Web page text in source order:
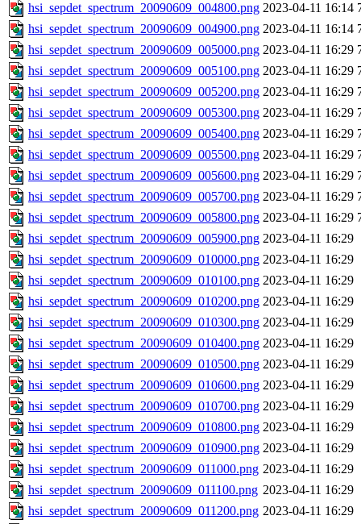
hsi_sepdet_spectrum_20090609_004800.png 2023-04-11 16:14
hsi_sepdet_spectrum_20090609_004900.png 2023-04-11 16:14
hsi_sepdet_spectrum_20090609_005000.png 2023-04-11 16:29
hsi_sepdet_spectrum_20090609_005100.png 2023-04-11 16:29
hsi_sepdet_spectrum_20090609_005200.png 2023-04-11 16:29
hsi_sepdet_spectrum_20090609_005300.png 2023-04-11 16:29
hsi_sepdet_spectrum_20090609_005400.png 2023-04-11 16:29
hsi_sepdet_spectrum_20090609_005500.png 2023-04-11 16:29
hsi_sepdet_spectrum_20090609_005600.png 2023-04-11 16:29
hsi_sepdet_spectrum_20090609_005700.png 2023-04-11 16:29
hsi_sepdet_spectrum_20090609_005800.png 2023-04-11 16:29
hsi_sepdet_spectrum_20090609_005900.png 2023-04-11 16:29
hsi_sepdet_spectrum_20090609_010000.png 2023-04-11 16:29
hsi_sepdet_spectrum_20090609_010100.png 2023-04-11 16:29
hsi_sepdet_spectrum_20090609_010200.png 2023-04-11 16:29
hsi_sepdet_spectrum_20090609_010300.png 2023-04-11 16:29
hsi_sepdet_spectrum_20090609_010400.png 2023-04-11 16:29
hsi_sepdet_spectrum_20090609_010500.png 2023-04-11 16:29
hsi_sepdet_spectrum_20090609_010600.png 2023-04-11 16:29
hsi_sepdet_spectrum_20090609_010700.png 2023-04-11 16:29
hsi_sepdet_spectrum_20090609_010800.png 2023-04-11 16:29
hsi_sepdet_spectrum_20090609_010900.png 2023-04-11 16:29
hsi_sepdet_spectrum_20090609_011000.png 2023-04-11 16:29
hsi_sepdet_spectrum_20090609_011100.png 2023-04-11 16:29
hsi_sepdet_spectrum_20090609_011200.png 2023-04-11 16:29